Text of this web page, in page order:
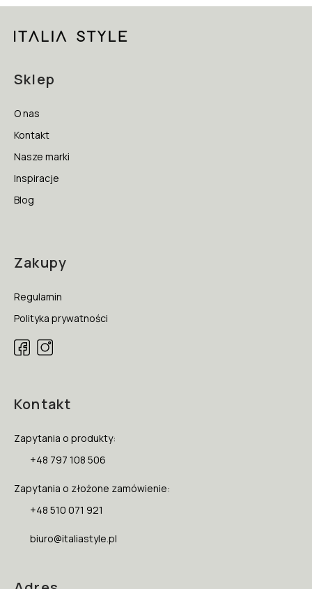
Sklep
O nas
Kontakt
Nasze marki
Inspiracje
Blog
Zakupy
Regulamin
Polityka prywatności
Kontakt
Zapytania o produkty:
+48 797 108 506
Zapytania o złożone zamówienie:
+48 510 071 921
biuro@italiastyle.pl